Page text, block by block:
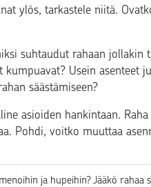
ylös, tarkastele niitä.
suhtaudut rahaan jollakin
Usein asenteet
säästämiseen?
asioiden hankintaan.
Pohdi, voitko muuttaa
ja hupeihin? Jääkö rahaa